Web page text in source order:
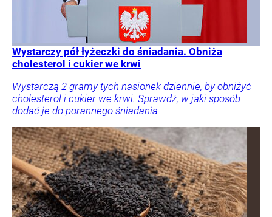
Wystarczy pół łyżeczki do śniadania. Obniża
cholesterol i cukier we krwi
Wystarczą 2 gramy tych nasionek dziennie, by obniżyć
cholesterol i cukier we krwi. Sprawdź, w jaki sposób
dodać je do porannego śniadania